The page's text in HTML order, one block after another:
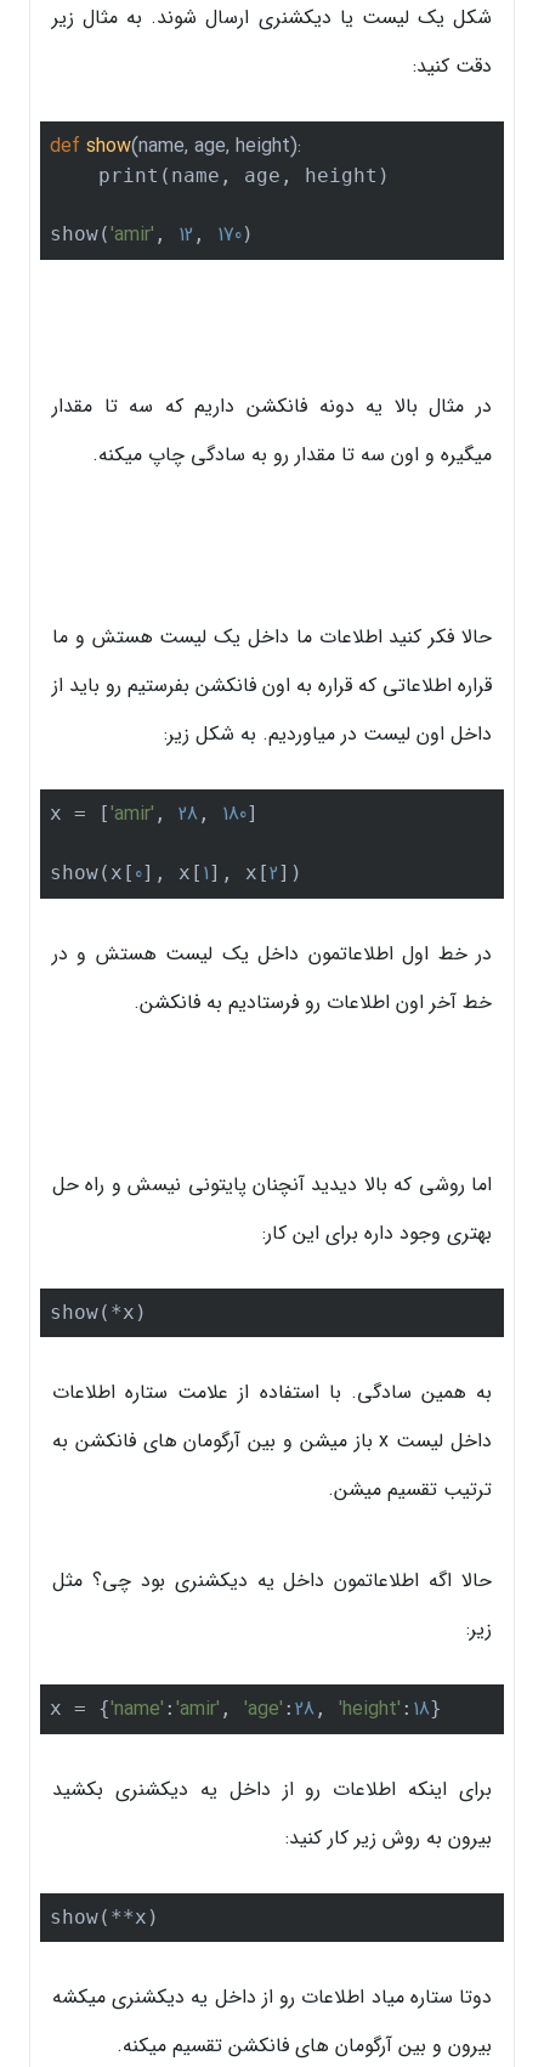
شکل یک لیست یا دیکشنری ارسال شوند. به مثال زیر
دقت کنید:
def show(name, age, height):
    print(name, age, height)
show('amir' , 12 , 170)
در مثال بالا یه دونه فانکشن داریم که سه تا مقدار
میگیره و اون سه تا مقدار رو به سادگی چاپ میکنه.
حالا فکر کنید اطلاعات ما داخل یک لیست هستش و ما
قراره اطلاعاتی که قراره به اون فانکشن بفرستیم رو باید از
داخل اون لیست در میاوردیم. به شکل زیر:
x = ['amir' , 28 , 180]
show(x[ 0], x[ 1], x[2])
در خط اول اطلاعاتمون داخل یک لیست هستش و در
خط آخر اون اطلاعات رو فرستادیم به فانکشن.
اما روشی که بالا دیدید آنچنان پایتونی نیسش و راه حل
بهتری وجود داره برای این کار:
show(*x)
به همین سادگی. با استفاده از علامت ستاره اطلاعات
داخل لیست x باز میشن و بین آرگومان های فانکشن به
ترتیب تقسیم میشن.
حالا اگه اطلاعاتمون داخل یه دیکشنری بود چی؟ مثل
زیر:
x = {'name' : 'amir' , 'age' : 28 , 'height' : 18}
برای اینکه اطلاعات رو از داخل یه دیکشنری بکشید
بیرون به روش زیر کار کنید:
show(**x)
دوتا ستاره میاد اطلاعات رو از داخل یه دیکشنری میکشه
بیرون و بین آرگومان های فانکشن تقسیم میکنه.